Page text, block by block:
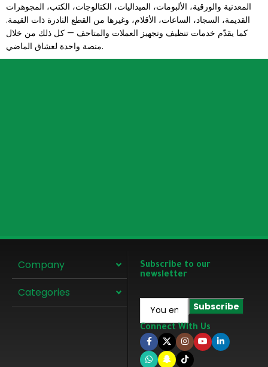
المعدنية والورقية، الألبومات، الميداليات، الكتالوجات، الكتب، المجوهرات
القديمة، السجاد، الساعات، الأقلام، وغيرها من القطع النادرة ذات القيمة.
كما يقدّم خدمات تنظيف وتجهيز العملات والمتاحف — كل ذلك من خلال
منصة واحدة لعشاق الماضي.
Company
Categories
Subscribe to our
newsletter
Connect With Us